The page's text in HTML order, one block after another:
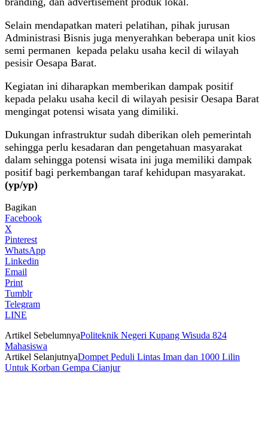
Selain mendapatkan materi pelatihan, pihak jurusan
Administrasi Bisnis juga menyerahkan beberapa unit kios
semi permanen kepada pelaku usaha kecil di wilayah
pesisir Oesapa Barat.
Kegiatan ini diharapkan memberikan dampak positif
kepada pelaku usaha kecil di wilayah pesisir Oesapa Barat
mengingat potensi wisata yang dimiliki.
Dukungan infrastruktur sudah diberikan oleh pemerintah
sehingga perlu kesadaran dan pengetahuan masyarakat
dalam sehingga potensi wisata ini juga memiliki dampak
positif bagi perkembangan taraf kehidupan masyarakat.
(yp/yp)
Bagikan
Facebook
X
Pinterest
WhatsApp
Linkedin
Email
Print
Tumblr
Telegram
LINE
Artikel SebelumnyaPoliteknik Negeri Kupang Wisuda 824
Mahasiswa
Artikel SelanjutnyaDompet Peduli Lintas Iman dan 1000 Lilin
Untuk Korban Gempa Cianjur